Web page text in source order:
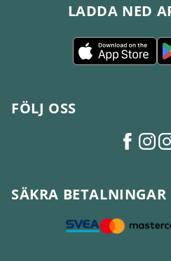
LADDA NED
FÖLJ OSS
SÄKRA BETALNINGAR